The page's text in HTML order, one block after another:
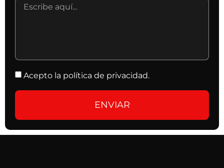
Acepto la política de privacidad.
ENVIAR